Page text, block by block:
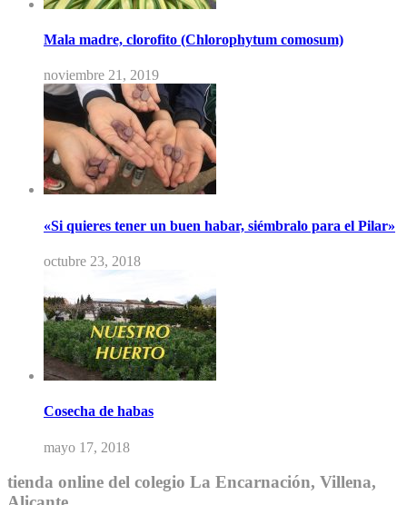
Mala madre, clorofito (Chlorophytum comosum)
noviembre 21, 2019
«Si quieres tener un buen habar, siémbralo para el Pilar»
octubre 23, 2018
Cosecha de habas
mayo 17, 2018
tienda online del colegio La Encarnación, Villena,